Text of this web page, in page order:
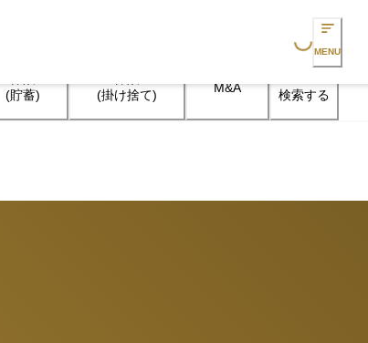
Loading... MENU
(貯蓄)
(掛け捨て)
M&A 検索する